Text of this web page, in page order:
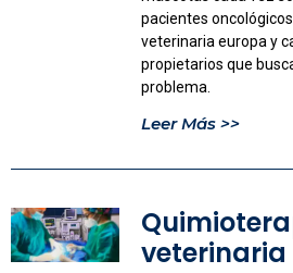
pacientes
veterinaria europa y
propietarios que
problema.
Leer Más >>
veterinaria